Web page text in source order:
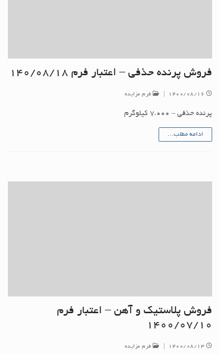
فروش پرنده حذفی – اعتبار فرم ۱۴۰/۰۸/۱۸
۱۴۰۰/۰۸/۱۶ فرم مزایده
پرنده حذفی – ۷.۰۰۰ کیلوگرم
ادامه مطلب...
فروش پلاستیک و آهن – اعتبار فرم
۱۴۰۰/۰۷/۱۰
۱۴۰۰/۰۸/۱۳ فرم مزایده